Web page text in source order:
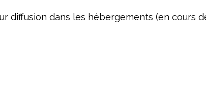
diffusion dans les hébergements (en cours